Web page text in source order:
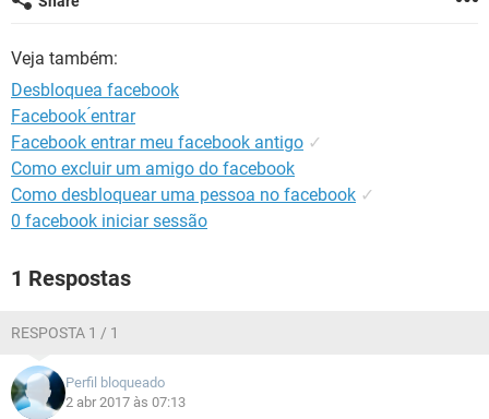
GUIA DE COMPRAS
Veja também:
Desbloquea facebook
Facebook ́entrar
Facebook entrar meu facebook antigo ✓
Como excluir um amigo do facebook
Como desbloquear uma pessoa no facebook ✓
0 facebook iniciar sessão
1 Respostas
RESPOSTA 1 / 1
Perfil bloqueado
2 abr 2017 às 07:13